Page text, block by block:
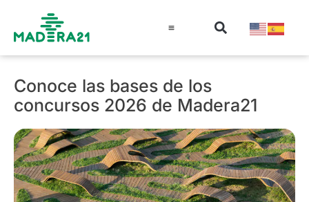
Conoce las bases de los
concursos 2026 de Madera21